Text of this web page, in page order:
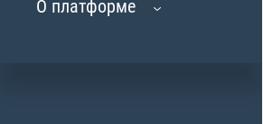
О платформе